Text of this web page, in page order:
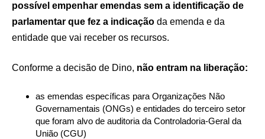
possível empenhar emendas sem a identificação de
parlamentar que fez a indicação da emenda e da
entidade que vai receber os recursos.
Conforme a decisão de Dino, não entram na liberação:
as emendas específicas para Organizações Não
Governamentais (ONGs) e entidades do terceiro setor
que foram alvo de auditoria da Controladoria-Geral da
União (CGU)